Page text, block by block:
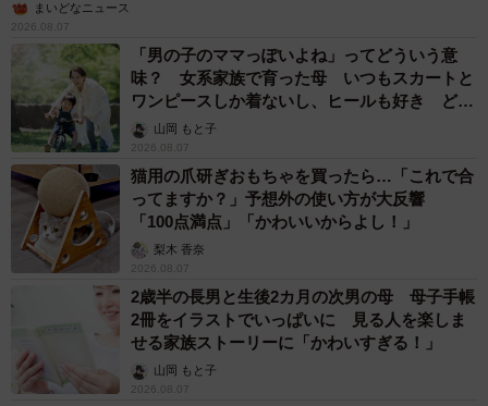
まいどなニュース
2026.08.07
「男の子のママっぽいよね」ってどういう意
味？ 女系家族で育った母 いつもスカートと
ワンピースしか着ないし、ヒールも好き どの
へんが…
山岡 もと子
2026.08.07
猫用の爪研ぎおもちゃを買ったら…「これで合
ってますか？」予想外の使い方が大反響
「100点満点」「かわいいからよし！」
梨木 香奈
2026.08.07
2歳半の長男と生後2カ月の次男の母 母子手帳
2冊をイラストでいっぱいに 見る人を楽しま
せる家族ストーリーに「かわいすぎる！」
山岡 もと子
2026.08.07